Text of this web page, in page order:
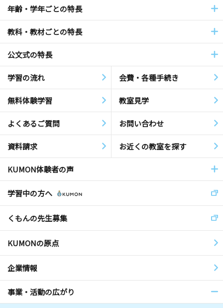
年齢・学年ごとの特長
教科・教材ごとの特長
公文式の特長
学習の流れ 会費・各種手続き
無料体験学習 教室見学
よくあるご質問 お問い合わせ
資料請求 お近くの教室を探す
KUMON体験者の声
学習中の方へ
くもんの先生募集
KUMONの原点
企業情報
事業・活動の広がり